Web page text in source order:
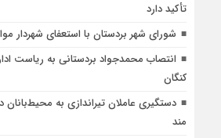
تأکید دارد
شورای شهر بردستان با استعفای شهردار
انتصاب محمدجواد بردستانی به ریاست
کنگان
دستگیری عاملان تیراندازی به
مند